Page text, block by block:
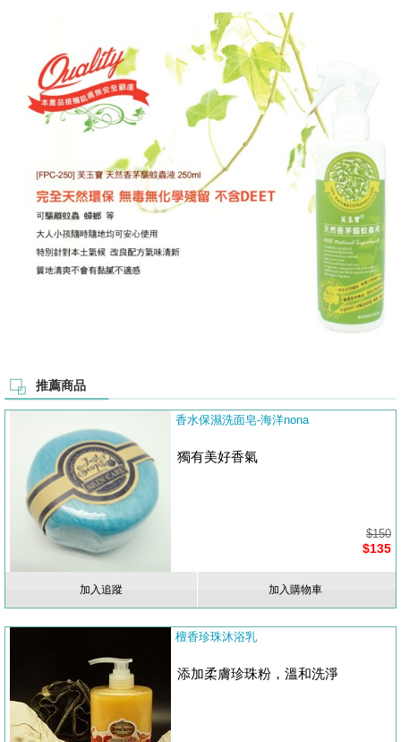
推薦商品
香水保濕洗面皂-海洋nona
獨有美好香氣
$150
$135
加入追蹤 加入購物車
檀香珍珠沐浴乳
添加柔膚珍珠粉，溫和洗淨